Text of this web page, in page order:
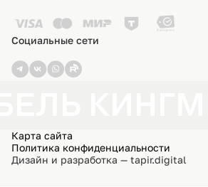
Социальные сети
Карта сайта
Политика конфиденциальности
Дизайн и разработка — tapir.digital